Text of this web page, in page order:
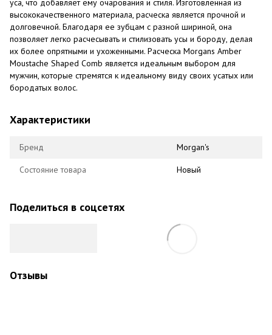
уса, что добавляет ему очарования и стиля. Изготовленная из
высококачественного материала, расческа является прочной и
долговечной. Благодаря ее зубцам с разной шириной, она
позволяет легко расчесывать и стилизовать усы и бороду, делая
их более опрятными и ухоженными. Расческа Morgans Amber
Moustache Shaped Comb является идеальным выбором для
мужчин, которые стремятся к идеальному виду своих усатых или
бородатых волос.
Характеристики
Бренд Morgan's
Состояние товара Новый
Поделиться в соцсетях
Отзывы